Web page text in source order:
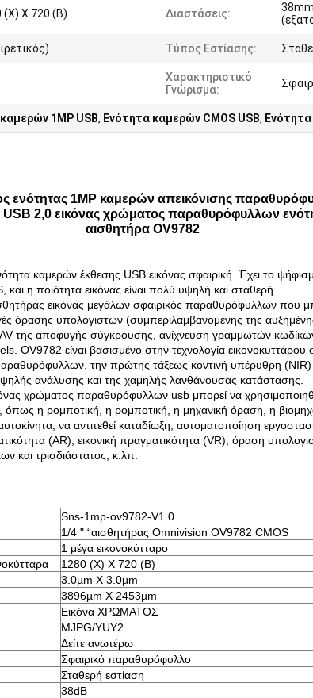
(Χ) Χ 720 (Β) Διαστάσεις:
Τύπος Εστίασης:
Χαρακτηριστικό
Γνώρισμα:
1MP USB, Ενότητα καμερών CMOS USB,
ενότητας 1MP καμερών απεικόνισης
USB 2,0 εικόνας χρώματος παραθυρόφυλλων
αισθητήρα OV9782
καμερών έκθεσης USB εικόνας σφαιρική. Έχει το
η ποιότητα εικόνας είναι πολύ υψηλή και σταθερή.
εικόνας μεγάλων σφαιρικός παραθυρόφυλλων που
όρασης υπολογιστών (συμπεριλαμβανομένης της
της αποφυγής σύγκρουσης, ανίχνευση γραμμωτών
OV9782 είναι βασισμένο στην τεχνολογία
την πρώτης τάξεως κοντινή υπέρυθρη (NIR)
ανάλυσης και της χαμηλής λανθάνουσας κατάστασης.
χρώματος παραθυρόφυλλων usb μπορεί να
η ρομποτική, η ρομποτική, η μηχανική όραση, η
να αντιτεθεί καταδίωξη, αυτοματοποίηση
(AR), εικονική πραγματικότητα (VR), όραση
και τρισδιάστατος, κ.λπ.
Sns-1mp-ov9782-V1.0
1/4 " “αισθητήρας Omnivision OV9782 CMOS
1 μέγα εικονοκύτταρο
1280 (Χ) Χ 720 (Β)
3.0µm X 3.0µm
3896µm X 2453µm
Εικόνα ΧΡΩΜΑΤΟΣ
MJPG/YUY2
Δείτε ανωτέρω
Σφαιρικό παραθυρόφυλλο
Σταθερή εστίαση
38dB